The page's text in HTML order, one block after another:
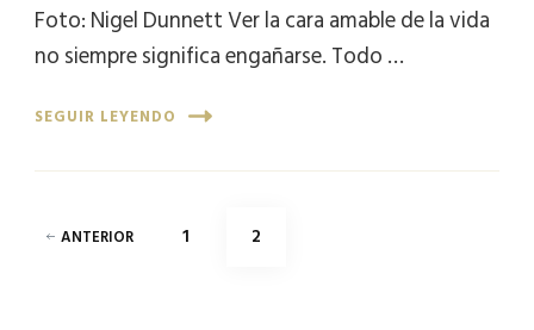
Foto: Nigel Dunnett Ver la cara amable de la vida
no siempre significa engañarse. Todo …
SEGUIR LEYENDO
Paginación
ANTERIOR PÁGINA
1 PÁGINA
2